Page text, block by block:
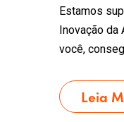
Estamos
Inovação da
você,
Leia